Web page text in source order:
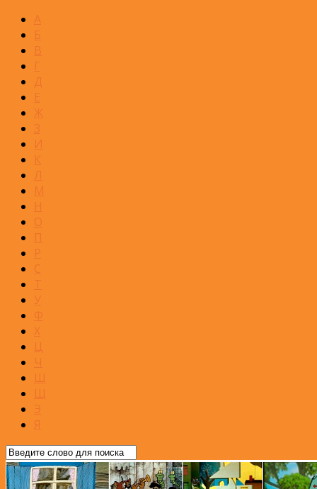
А
Б
В
Г
Д
Е
Ж
З
И
К
Л
М
Н
О
П
Р
С
Т
У
Ф
Х
Ц
Ч
Ш
Щ
Э
Я